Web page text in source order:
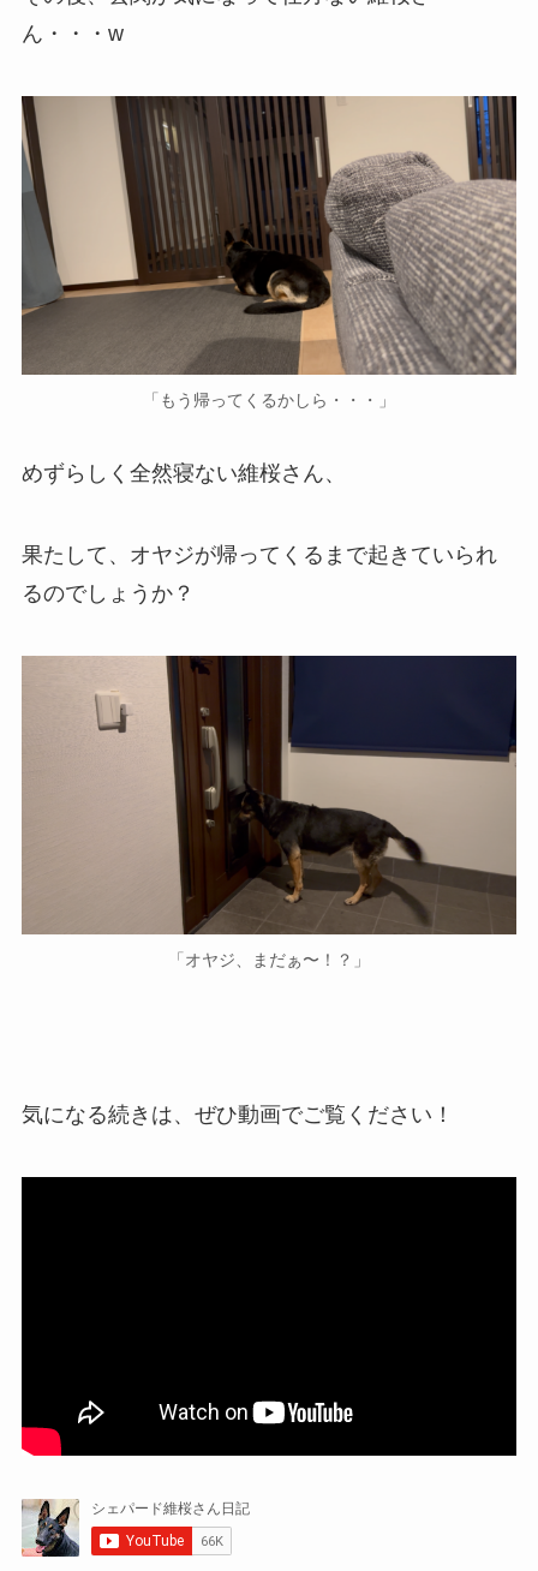
ん・・・w
「もう帰ってくるかしら・・・」
めずらしく全然寝ない維桜さん、
果たして、オヤジが帰ってくるまで起きていられ
るのでしょうか？
「オヤジ、まだぁ〜！？」
気になる続きは、ぜひ動画でご覧ください！